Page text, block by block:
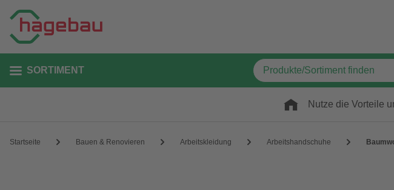
SORTIMENT
Nutze die Vorteile
Startseite Bauen & Renovieren Arbeitskleidung Arbeitshandschuhe